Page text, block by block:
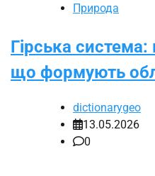
Природа
Гірська
що формують
dictionarygeo
13.05.2026
0